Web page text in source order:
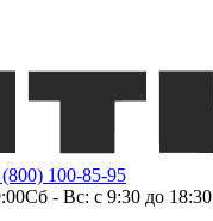
100-85-95
Сб - Вс: с 9:30 до 18:30